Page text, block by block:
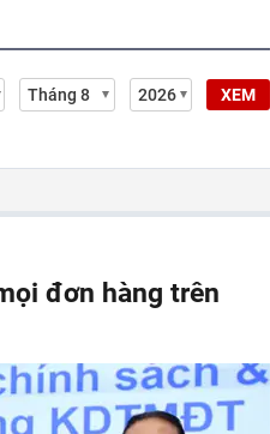
XEM
đơn hàng trên